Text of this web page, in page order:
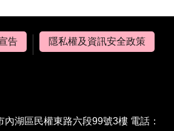
告
隱私權及資訊安全政策
湖區民權東路六段99號3樓 電話：